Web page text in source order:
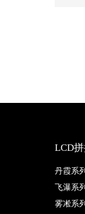
LCD
丹霞系列
飞瀑系列
雾凇系列